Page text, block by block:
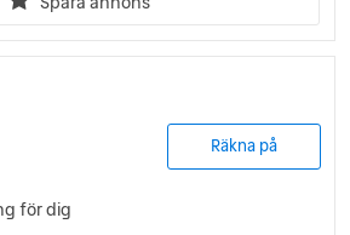
Räkna på
för dig